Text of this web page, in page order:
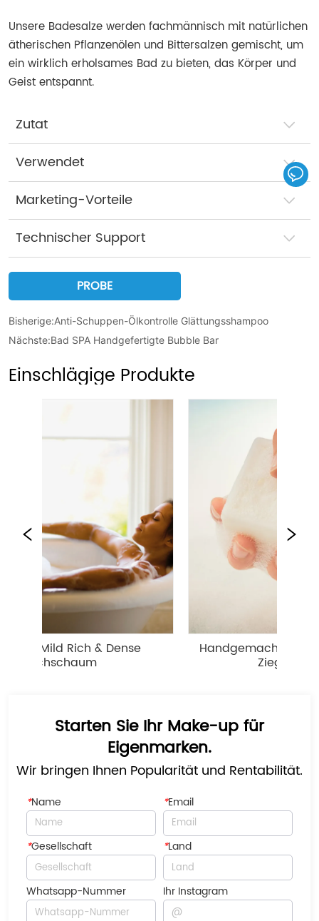
Unsere Badesalze werden fachmännisch mit natürlichen
ätherischen Pflanzenölen und Bittersalzen gemischt, um
ein wirklich erholsames Bad zu bieten, das Körper und
Geist entspannt.
Zutat
Verwendet
Marketing-Vorteile
Technischer Support
PROBE
Bisherige:Anti-Schuppen-Ölkontrolle Glättungsshampoo
Nächste:Bad SPA Handgefertigte Bubble Bar
Einschlägige Produkte
Rich & Dense Handgemachte Reismilch
Ziegenmilchseife
Starten Sie Ihr Make-up für
Eigenmarken.
Wir bringen Ihnen Popularität und Rentabilität.
*Name *Email
*Gesellschaft *Land
Whatsapp-Nummer Ihr Instagram